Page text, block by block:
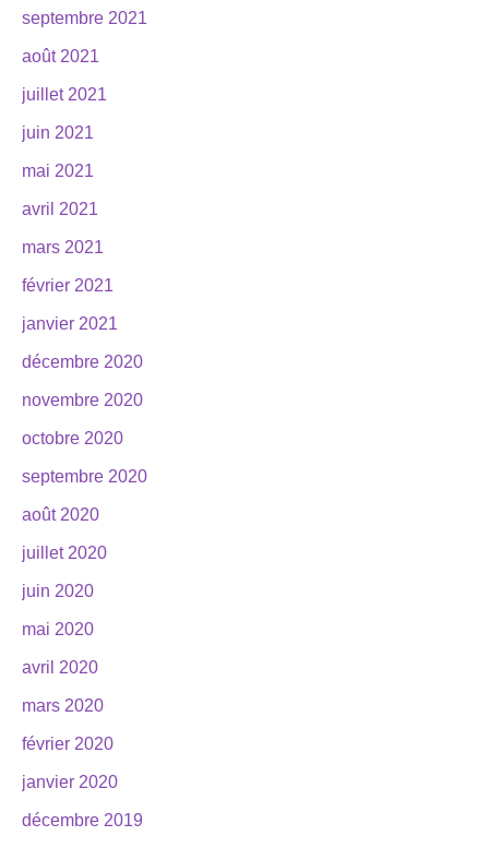
septembre 2021
août 2021
juillet 2021
juin 2021
mai 2021
avril 2021
mars 2021
février 2021
janvier 2021
décembre 2020
novembre 2020
octobre 2020
septembre 2020
août 2020
juillet 2020
juin 2020
mai 2020
avril 2020
mars 2020
février 2020
janvier 2020
décembre 2019